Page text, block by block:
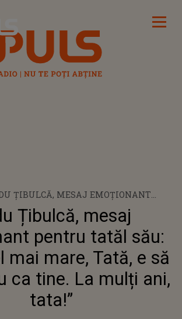
ȚIBULCĂ, MESAJ EMOȚIONANT
TATĂL SĂU: „VISUL CEL MAI
TATĂ, E SĂ POT SĂ FIU CA TINE. LA
ANI, TATA!”
Țibulcă, mesaj
pentru tatăl său:
mai mare, Tată, e să
ca tine. La mulți ani,
tata!”